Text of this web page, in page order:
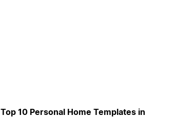
Top 10 Personal Home Templates in